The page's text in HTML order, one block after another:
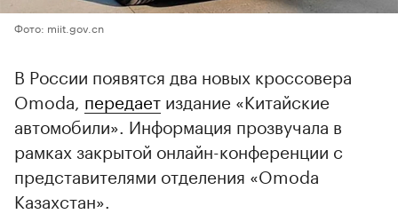
Фото: miit.gov.cn
В России появятся два новых кроссовера
Omoda, передает издание «Китайские
автомобили». Информация прозвучала в
рамках закрытой онлайн-конференции с
представителями отделения «Omoda
Казахстан».